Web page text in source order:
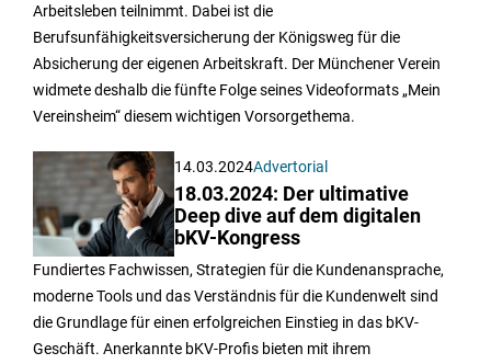
Arbeitsleben teilnimmt. Dabei ist die
Berufsunfähigkeitsversicherung der Königsweg für die
Absicherung der eigenen Arbeitskraft. Der Münchener Verein
widmete deshalb die fünfte Folge seines Videoformats „Mein
Vereinsheim“ diesem wichtigen Vorsorgethema.
14.03.2024Advertorial
18.03.2024: Der ultimative
Deep dive auf dem digitalen
bKV-Kongress
Fundiertes Fachwissen, Strategien für die Kundenansprache,
moderne Tools und das Verständnis für die Kundenwelt sind
die Grundlage für einen erfolgreichen Einstieg in das bKV-
Geschäft. Anerkannte bKV-Profis bieten mit ihrem